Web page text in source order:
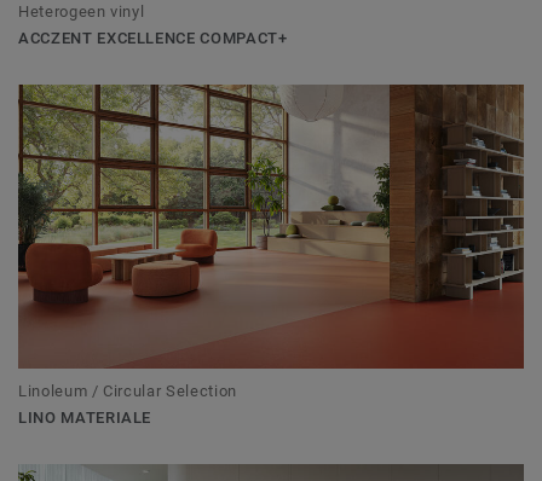
Heterogeen vinyl
ACCZENT EXCELLENCE COMPACT+
Linoleum / Circular Selection
LINO MATERIALE